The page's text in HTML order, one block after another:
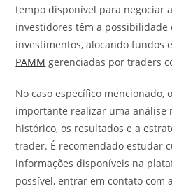
tempo disponível para negociar
investidores têm a possibilidade
investimentos, alocando fundos
PAMM gerenciadas por traders
No caso específico mencionado, o
importante realizar uma análise
histórico, os resultados e a
trader. É recomendado estudar
informações disponíveis na
possível, entrar em contato com